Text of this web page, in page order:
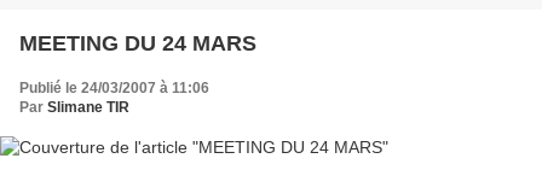
MEETING DU 24 MARS
Publié le 24/03/2007 à 11:06
Par Slimane TIR